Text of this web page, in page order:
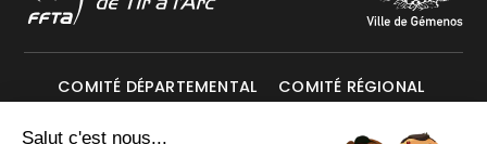
COMITÉ DÉPARTEMENTAL COMITÉ RÉGIONAL
Salut c'est nous...